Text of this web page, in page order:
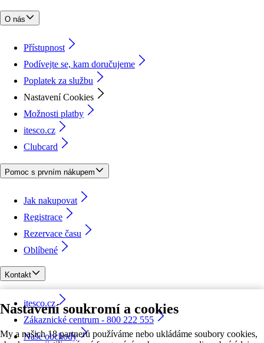
Nastavení soukromí a cookies
My a našich 18 partnerů používáme nebo ukládáme soubory cookies,
O nás
Přístupnost
Podívejte se, kam doručujeme
Poplatek za službu
Nastavení Cookies
Možnosti platby
itesco.cz
Clubcard
Pomoc s prvním nákupem
Jak nakupovat
Registrace
Rezervace času
Oblíbené
Kontakt
itesco.cz
Zákaznické centrum - 800 222 555
Naše obchody